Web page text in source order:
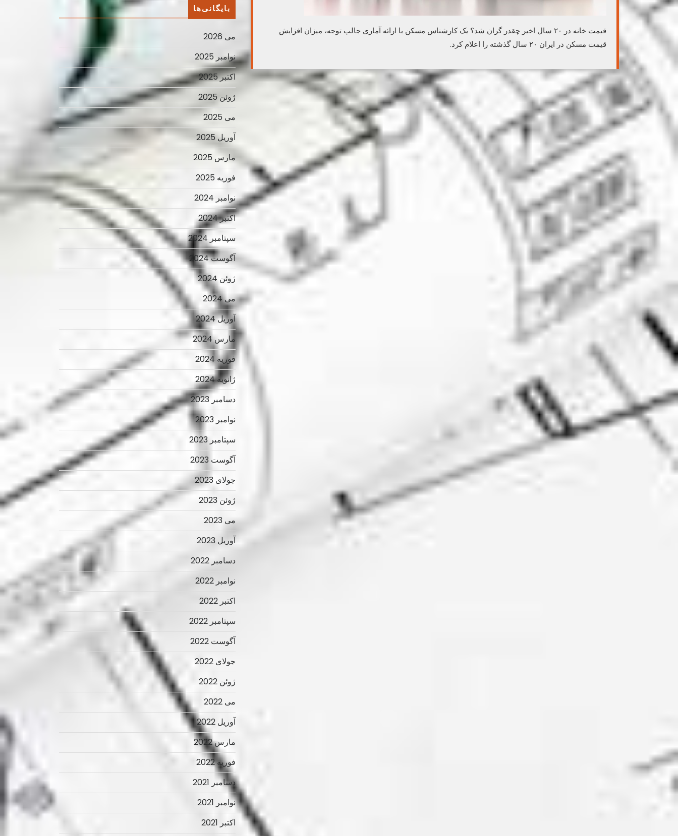
قیمت خانه در ۲۰ سال اخیر چقدر گران شد؟ یک کارشناس مسکن با ارائه آماری جالب توجه، میزان افزایش
قیمت مسکن در ایران ۲۰ سال گذشته را اعلام کرد.
بایگانی‌ها
می 2026
نوامبر 2025
اکتبر 2025
ژوئن 2025
می 2025
آوریل 2025
مارس 2025
فوریه 2025
نوامبر 2024
اکتبر 2024
سپتامبر 2024
آگوست 2024
ژوئن 2024
می 2024
آوریل 2024
مارس 2024
فوریه 2024
ژانویه 2024
دسامبر 2023
نوامبر 2023
سپتامبر 2023
آگوست 2023
جولای 2023
ژوئن 2023
می 2023
آوریل 2023
دسامبر 2022
نوامبر 2022
اکتبر 2022
سپتامبر 2022
آگوست 2022
جولای 2022
ژوئن 2022
می 2022
آوریل 2022
مارس 2022
فوریه 2022
دسامبر 2021
نوامبر 2021
اکتبر 2021